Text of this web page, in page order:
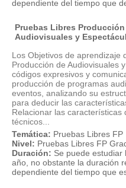
dependiente del tiempo que
Pruebas Libres
Audiovisuales y
Los Objetivos de aprendizaje
Producción de Audiovisuales
códigos expresivos y
producción de programas
eventos, analizando su
para deducir las
Relacionar las características
técnicos...
Temática: Pruebas Libres FP
Nivel: Pruebas Libres FP
Duración: Se puede estudiar
año, no obstante la duración
dependiente del tiempo que